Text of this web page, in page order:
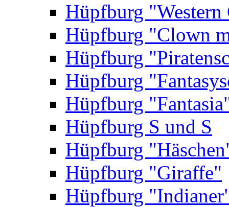
Hüpfburg
Hüpfburg "Clown
Hüpfburg
Hüpfburg
Hüpfburg
Hüpfburg S und S
Hüpfburg
Hüpfburg "Giraffe"
Hüpfburg